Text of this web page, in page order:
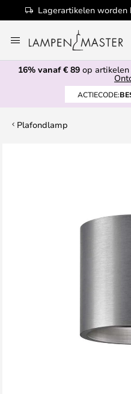
Lagerartikelen worden
naar
de
inhoud
16% vanaf € 89 op artikelen
ACTIECODE:
Plafondlamp